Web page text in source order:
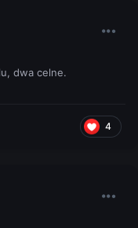
dwa celne.
4